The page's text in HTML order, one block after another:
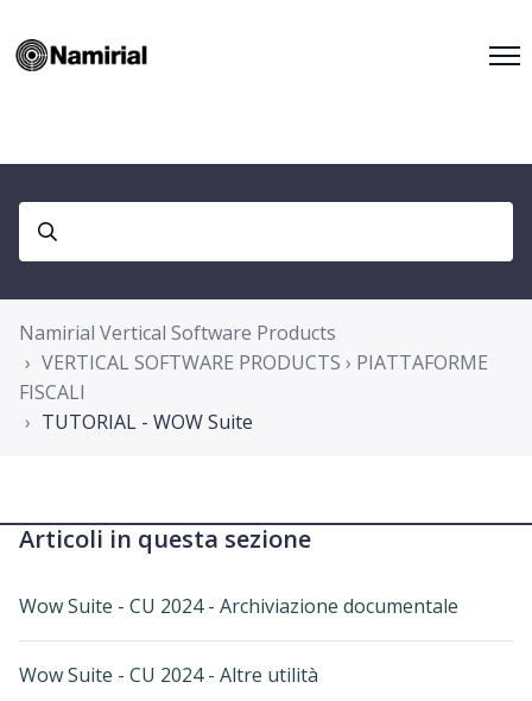
Namirial Vertical Software Products
VERTICAL SOFTWARE PRODUCTS › PIATTAFORME
FISCALI
TUTORIAL - WOW Suite
Articoli in questa sezione
Wow Suite - CU 2024 - Archiviazione documentale
Wow Suite - CU 2024 - Altre utilità